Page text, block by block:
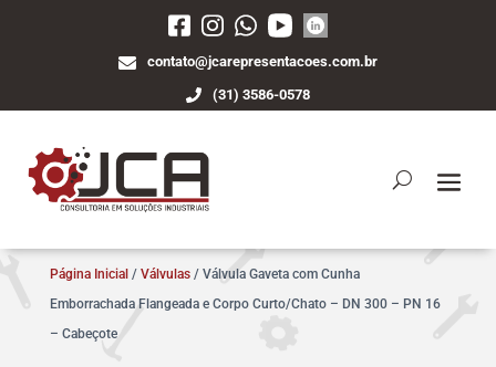
contato@jcarepresentacoes.com.br
(31) 3586-0578
Página Inicial / Válvulas/ Válvula Gaveta com Cunha
Emborrachada Flangeada e Corpo Curto/Chato – DN 300 – PN 16
– Cabeçote